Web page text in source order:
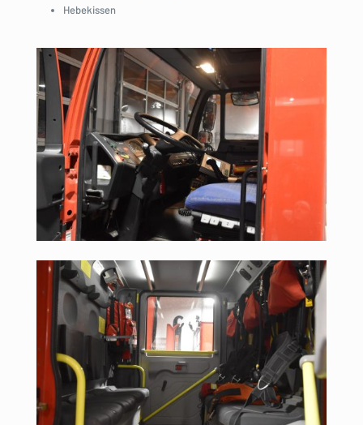
Hebekissen